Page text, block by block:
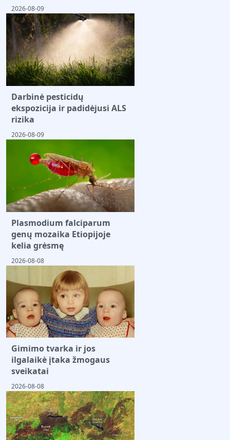
2026-08-09
Darbinė pesticidų
ekspozicija ir padidėjusi ALS
rizika
2026-08-09
Plasmodium falciparum
genų mozaika Etiopijoje
kelia grėsmę
2026-08-08
Gimimo tvarka ir jos
ilgalaikė įtaka žmogaus
sveikatai
2026-08-08